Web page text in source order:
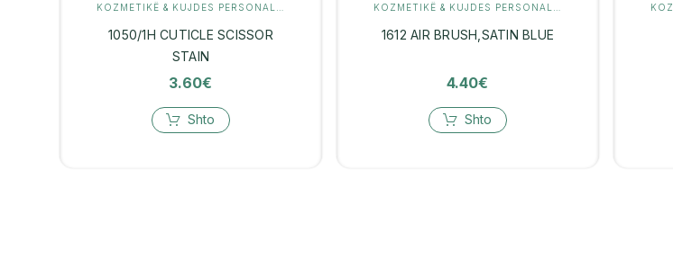
1050/1H CUTICLE SCISSOR
STAIN
3.60€
Shto
KUJDES PËR FLOKËT
1612 AIR BRUSH,SATIN BLUE
4.40€
Shto